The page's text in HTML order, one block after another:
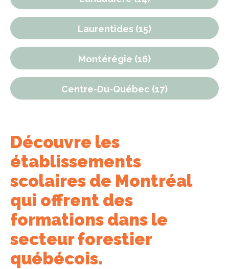
Laurentides (15)
Montérégie (16)
Centre-Du-Québec (17)
Découvre les
établissements
scolaires de Montréal
qui offrent des
formations dans le
secteur forestier
québécois.